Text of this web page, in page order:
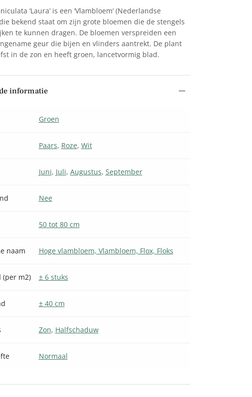
‘Laura’ is een ‘Vlambloem’ (Nederlandse
bekend staat om zijn grote bloemen die de stengels
te kunnen dragen. De bloemen verspreiden een
geur die bijen en vlinders aantrekt. De plant
in de zon en heeft groen, lancetvormig blad.
informatie
Groen
Paars, Roze, Wit
Juni, Juli, Augustus, September
Nee
50 tot 80 cm
naam Hoge vlambloem, Vlambloem, Flox, Floks
(per m2) ± 6 stuks
± 40 cm
Zon, Halfschaduw
Normaal